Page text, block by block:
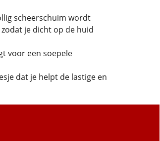
scheerschuim wordt
je dicht op de huid
voor een soepele
dat je helpt de lastige en